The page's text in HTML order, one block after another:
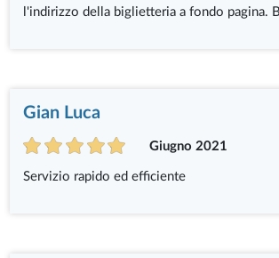
l'indirizzo della biglietteria a fondo pagina.
Gian Luca
Giugno 2021
Servizio rapido ed efficiente